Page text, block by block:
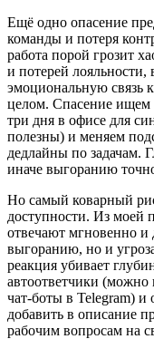
Ещё одно опасение
команды и потеря
работа порой грозит
и потерей лояльности,
эмоциональную связь
целом. Спасение ищем
три дня в офисе для
полезны) и меняем
дедлайны по задачам.
иначе выгоранию
Но самый коварный
доступности. Из моей
отвечают мгновенно и
выгоранию, но и
реакция убивает
автоответчики (можно
чат-боты в Telegram)
добавить в описание
рабочим вопросам на